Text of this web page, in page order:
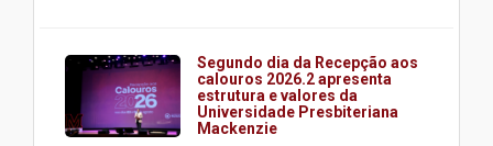
Segundo dia da Recepção aos
calouros 2026.2 apresenta
estrutura e valores da
Universidade Presbiteriana
Mackenzie